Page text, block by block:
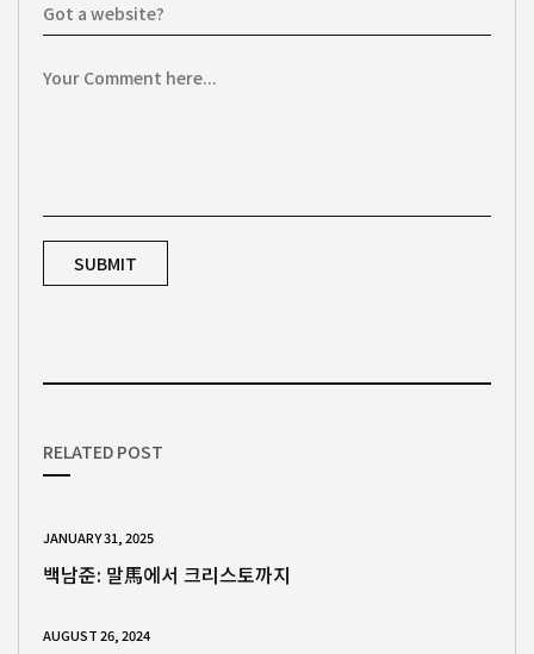
RELATED POST
JANUARY 31, 2025
백남준: 말馬에서 크리스토까지
AUGUST 26, 2024